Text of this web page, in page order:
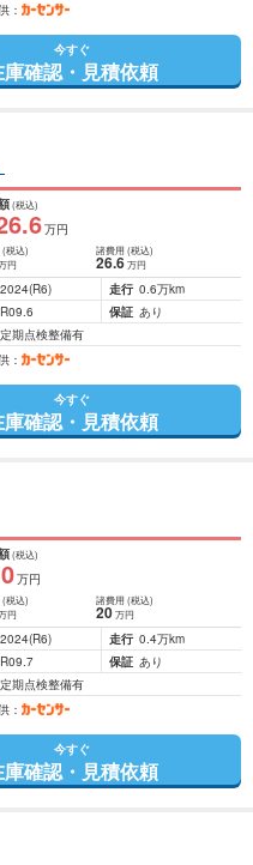
：
今すぐ
庫確認・見積依頼
(税込)
.6万円
(税込)
円
諸費用 (税込)
26.6 万円
2024(R6) 走行 0.6万km
R09.6 保証 あり
定期点検整備有
：
今すぐ
庫確認・見積依頼
(税込)
万円
(税込)
円
諸費用 (税込)
20 万円
2024(R6) 走行 0.4万km
R09.7 保証 あり
定期点検整備有
：
今すぐ
庫確認・見積依頼